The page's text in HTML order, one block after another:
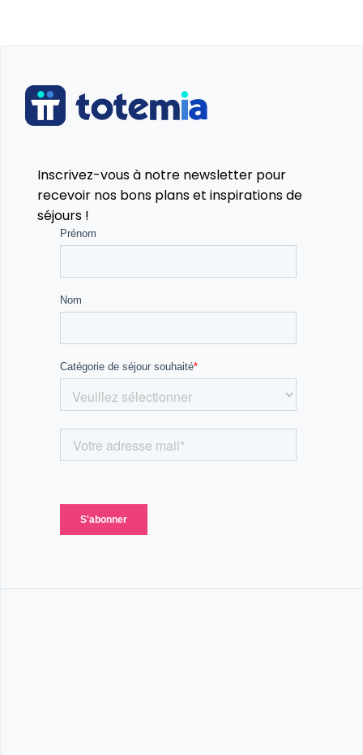
Inscrivez-vous à notre newsletter pour
recevoir nos bons plans et inspirations de
séjours !